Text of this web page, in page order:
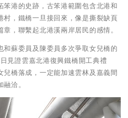
笨港的史跡，古笨港範圍包含北港和
村，鐵橋一旦接回來，像是撕裂缺頁
，聯繫起北港溪兩岸居民的感情。
和蘇委員及陳委員多次爭取女兒橋的
見證雲嘉北港復興鐵橋開工典禮
兒橋落成，一定能加速雲林及嘉義間
洽。